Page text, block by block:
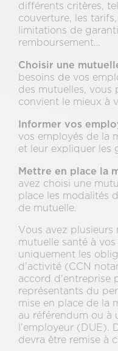
différents critères,
couverture, les
limitations de
remboursement…
Choisir une
besoins de vos
des mutuelles, vous
convient le mieux à
Informer vos
vos employés de la
et leur expliquer les
Mettre en place la
avez choisi une
place les modalités
de mutuelle.
Vous avez plusieurs
mutuelle santé à
uniquement les
d’activité (CCN
accord d'entreprise
représentants du
mise en place de la
au référendum ou à
l’employeur (DUE).
devra être remise à